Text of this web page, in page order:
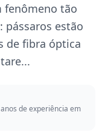
fenômeno tão
pássaros estão
de fibra óptica
de experiência em